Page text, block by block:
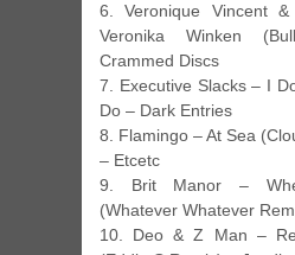
6. Veronique Vincent
Veronika Winken
Crammed Discs
7. Executive Slacks – I
Do – Dark Entries
8. Flamingo – At Sea
– Etcetc
9. Brit Manor –
(Whatever Whatever
10. Deo & Z Man –